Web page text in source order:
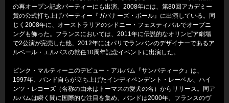
の再オープン記念パーティーにも出演。2008年には、第80回アカデミー
賞の公式打ち上げパーティー『ガバナーズ・ボール』に出演している。同
じく2008年に、オーストラリアのシドニー・フェスティバルでオープニ
ングも飾った。フランスにおいては、2011年に伝説的なオリンピア劇場
で2公演が完売した他、2012年にはパリでランバンのデザイナーであるア
ルベール・エルバスの就任10周年記念イベントに出演した。
ピンク・マルティーニのデビュー・アルバム『サンパティーク』は、
1997年、バンド自らが立ち上げたインディペンデント・レーベル、ハイ
ンツ・レコーズ（名称の由来はトーマスの愛犬の名）からリリース。同ア
ルバムは瞬く間に国際的な注目を集め、バンドは2000年、フランスのヴ